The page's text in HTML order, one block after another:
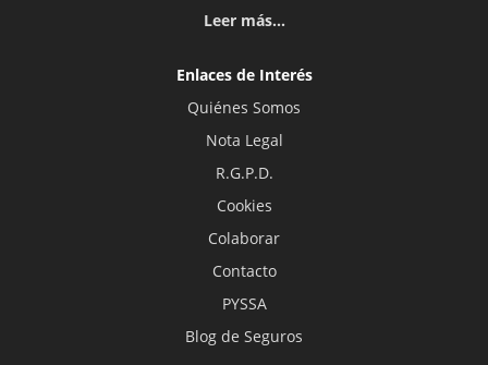
Leer más...
Enlaces de Interés
Quiénes Somos
Nota Legal
R.G.P.D.
Cookies
Colaborar
Contacto
PYSSA
Blog de Seguros